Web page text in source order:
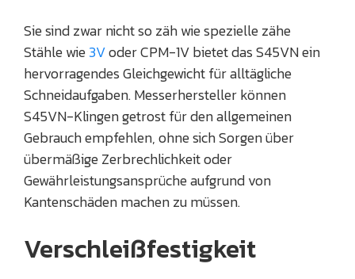
Sie sind zwar nicht so zäh wie spezielle zähe
Stähle wie3Voder CPM-1V bietet das S45VN ein
hervorragendes Gleichgewicht für alltägliche
Schneidaufgaben. Messerhersteller können
S45VN-Klingen getrost für den allgemeinen
Gebrauch empfehlen, ohne sich Sorgen über
übermäßige Zerbrechlichkeit oder
Gewährleistungsansprüche aufgrund von
Kantenschäden machen zu müssen.
Verschleißfestigkeit